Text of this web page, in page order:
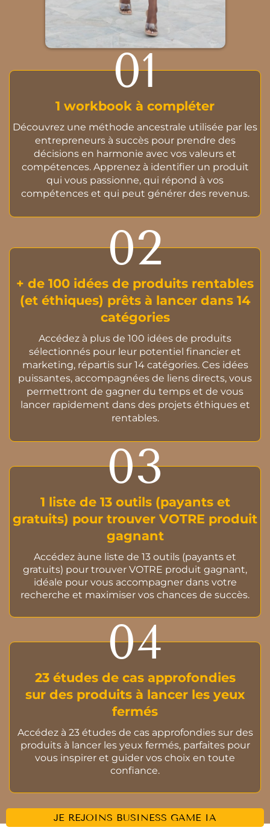
01
1 workbook à compléter
Découvrez une méthode ancestrale utilisée par les
entrepreneurs à succès pour prendre des
décisions en harmonie avec vos valeurs et
compétences. Apprenez à identifier un produit
qui vous passionne, qui répond à vos
compétences et qui peut générer des revenus.
02
+ de 100 idées de produits rentables
(et éthiques) prêts à lancer dans 14
catégories
Accédez à plus de 100 idées de produits
sélectionnés pour leur potentiel financier et
marketing, répartis sur 14 catégories. Ces idées
puissantes, accompagnées de liens directs, vous
permettront de gagner du temps et de vous
lancer rapidement dans des projets éthiques et
rentables.
03
1 liste de 13 outils (payants et
gratuits) pour trouver VOTRE produit
gagnant
Accédez àune liste de 13 outils (payants et
gratuits) pour trouver VOTRE produit gagnant,
idéale pour vous accompagner dans votre
recherche et maximiser vos chances de succès.
04
23 études de cas approfondies
sur des produits à lancer les yeux
fermés
Accédez à 23 études de cas approfondies sur des
produits à lancer les yeux fermés, parfaites pour
vous inspirer et guider vos choix en toute
confiance.
JE REJOINS BUSINESS GAME IA